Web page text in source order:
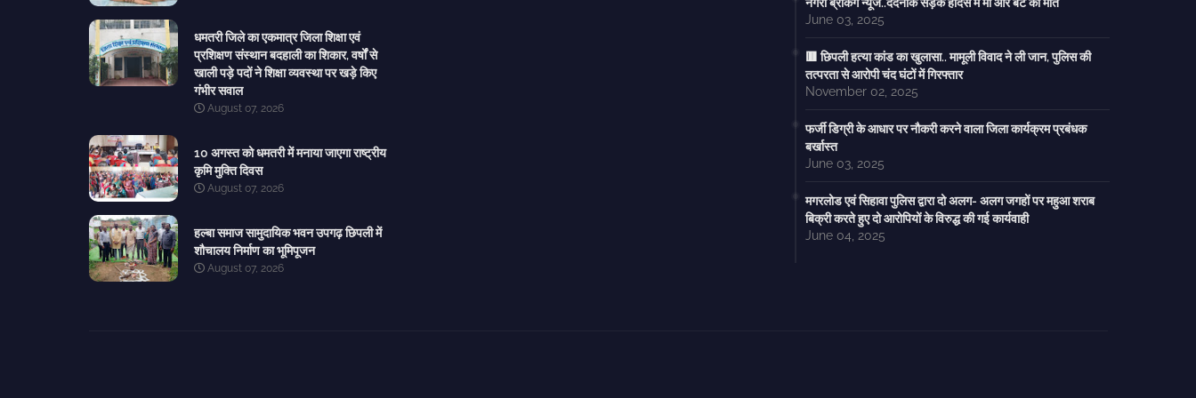
धमतरी जिले का एकमात्र जिला शिक्षा एवं
प्रशिक्षण संस्थान बदहाली का शिकार, वर्षों से
खाली पड़े पदों ने शिक्षा व्यवस्था पर खड़े किए
गंभीर सवाल
August 07, 2026
10 अगस्त को धमतरी में मनाया जाएगा राष्ट्रीय
कृमि मुक्ति दिवस
August 07, 2026
हल्बा समाज सामुदायिक भवन उपगढ़ छिपली में
शौचालय निर्माण का भूमिपूजन
August 07, 2026
June 03, 2025
🟥 छिपली हत्या कांड का खुलासा.. मामूली विवाद ने ली जान, पुलिस की
तत्परता से आरोपी चंद घंटों में गिरफ्तार
November 02, 2025
फर्जी डिग्री के आधार पर नौकरी करने वाला जिला कार्यक्रम प्रबंधक
बर्खास्त
June 03, 2025
मगरलोड एवं सिहावा पुलिस द्वारा दो अलग- अलग जगहों पर महुआ शराब
बिक्री करते हुए दो आरोपियों के विरुद्ध की गई कार्यवाही
June 04, 2025